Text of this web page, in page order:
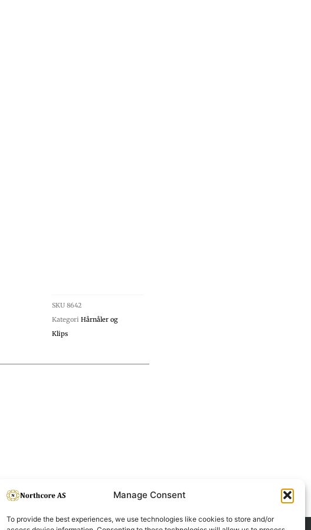
Manage Consent
To provide the best experiences, we use technologies like cookies to store and/or
SKU 8642
Kategori Hårnåler og
Klips